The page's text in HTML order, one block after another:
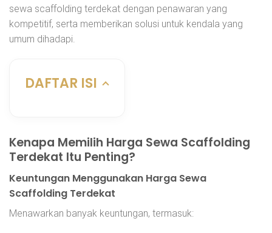
sewa scaffolding terdekat dengan penawaran yang
kompetitif, serta memberikan solusi untuk kendala yang
umum dihadapi.
DAFTAR ISI
Kenapa Memilih Harga Sewa Scaffolding
Terdekat Itu Penting?
Keuntungan Menggunakan Harga Sewa
Scaffolding Terdekat
Menawarkan banyak keuntungan, termasuk: